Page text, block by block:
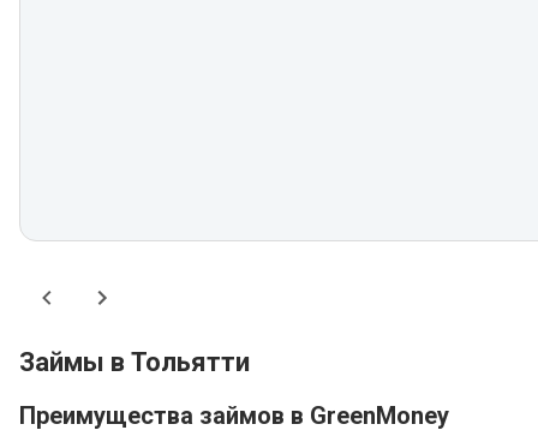
Займы в Тольятти
Преимущества займов в GreenMoney